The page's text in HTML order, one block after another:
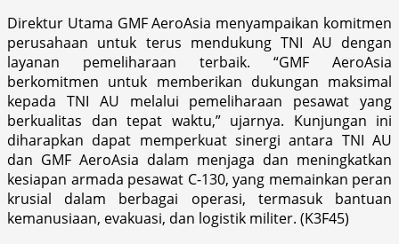
Direktur Utama GMF AeroAsia menyampaikan komitmen
perusahaan untuk terus mendukung TNI AU dengan
layanan pemeliharaan terbaik. “GMF AeroAsia
berkomitmen untuk memberikan dukungan maksimal
kepada TNI AU melalui pemeliharaan pesawat yang
berkualitas dan tepat waktu,” ujarnya. Kunjungan ini
diharapkan dapat memperkuat sinergi antara TNI AU
dan GMF AeroAsia dalam menjaga dan meningkatkan
kesiapan armada pesawat C-130, yang memainkan peran
krusial dalam berbagai operasi, termasuk bantuan
kemanusiaan, evakuasi, dan logistik militer. (K3F45)